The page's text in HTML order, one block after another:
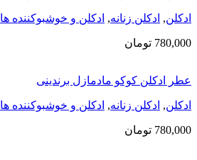
ادکلن, ادکلن زنانه, ادکلن و خوشبوکننده ها
780,000 تومان
عطر ادکلن کوکو مادمازل برندینی
ادکلن, ادکلن زنانه, ادکلن و خوشبوکننده ها
780,000 تومان